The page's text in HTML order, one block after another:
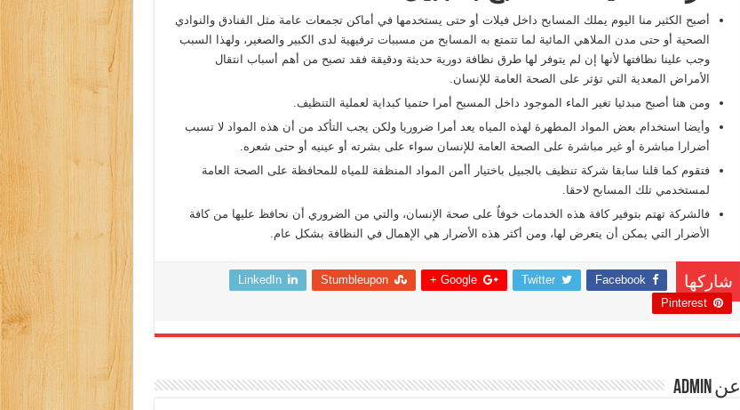
أصبح الكثير منا اليوم يملك المسابح داخل فيلات أو حتى يستخدمها في أماكن تجمعات عامة مثل الفنادق والنوادي
الصحية أو حتى مدن الملاهي المائية لما تتمتع به المسابح من مسببات ترفيهية لدى الكبير والصغير، ولهذا السبب
وجب علينا نظافتها لأنها إن لم يتوفر لها طرق نظافة دورية حديثة ودقيقة فقد تصبح من أهم أسباب انتقال
الأمراض المعدية التي تؤثر على الصحة العامة للإنسان.
ومن هنا أصبح مبدئيا تغير الماء الموجود داخل المسبح أمرا حتميا كبداية لعملية التنظيف.
وأيضا استخدام بعض المواد المطهرة لهذه المياه يعد أمرا ضروريا ولكن يجب التأكد من أن هذه المواد لا تسبب
أضرارا مباشرة أو غير مباشرة على الصحة العامة للإنسان سواء على بشرته أو عينيه أو حتى شعره.
فتقوم كما قلنا سابقا شركة تنظيف بالجبيل باختيار أأمن المواد المنظفة للمياه للمحافظة على الصحة العامة
لمستخدمي تلك المسابح لاحقا.
فالشركة تهتم بتوفير كافة هذه الخدمات خوفاٌ على صحة الإنسان، والتي من الضروري أن نحافظ عليها من كافة
الأضرار التي يمكن أن يتعرض لها، ومن أكثر هذه الأضرار هي الإهمال في النظافة بشكل عام.
شاركها Facebook
Twitter
Google +
Stumbleupon
LinkedIn
Pinterest
عن admin